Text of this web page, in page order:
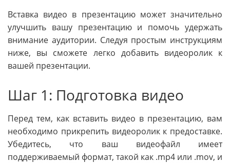
Вставка видео в презентацию может значительно
улучшить вашу презентацию и помочь удержать
внимание аудитории. Следуя простым инструкциям
ниже, вы сможете легко добавить видеоролик к
вашей презентации.
Шаг 1: Подготовка видео
Перед тем, как вставить видео в презентацию, вам
необходимо прикрепить видеоролик к предоставке.
Убедитесь, что ваш видеофайл имеет
поддерживаемый формат, такой как .mp4 или .mov, и